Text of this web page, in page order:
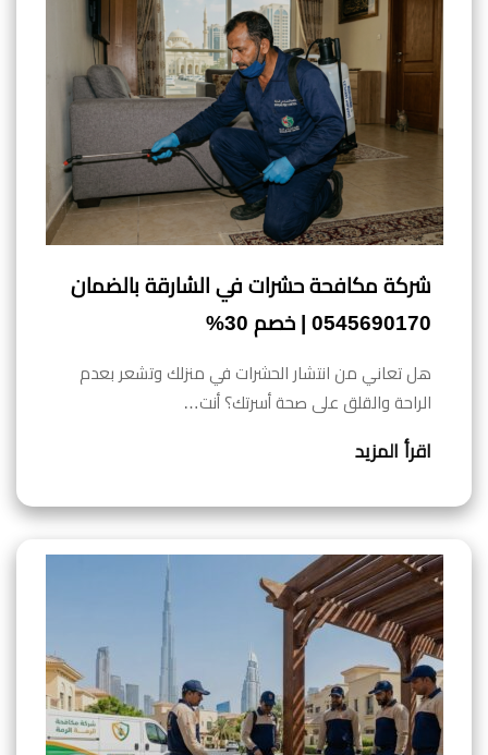
شركة مكافحة حشرات في الشارقة بالضمان
0545690170 | خصم 30%
هل تعاني من انتشار الحشرات في منزلك وتشعر بعدم
الراحة والقلق على صحة أسرتك؟ أنت…
اقرأ المزيد